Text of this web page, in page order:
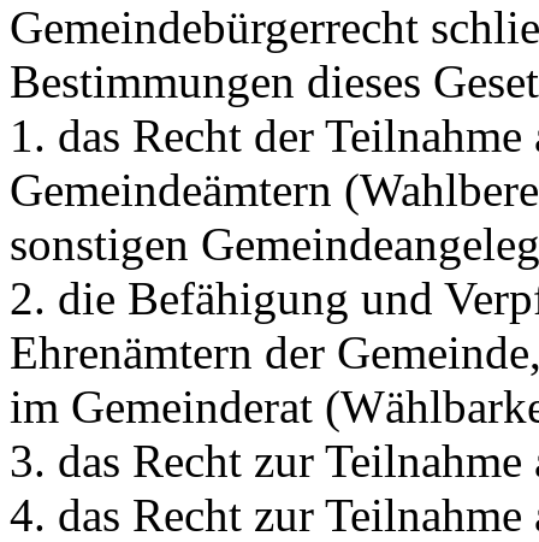
Gemeindebürgerrecht
Bestimmungen dieses
1. das Recht der
Gemeindeämtern
sonstigen
2. die Befähigung und
Ehrenämtern der
im Gemeinderat
3. das Recht zur
4. das Recht zur